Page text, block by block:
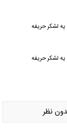
لشکر حریفه
لشکر حریفه
نظر